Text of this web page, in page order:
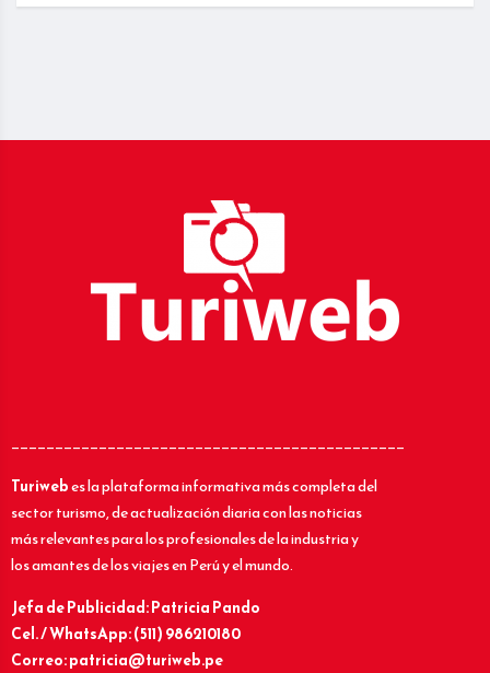
_____________________________________________
Turiwebes la plataforma informativa más completa del
sector turismo, de actualización diaria con las noticias
más relevantes para los profesionales de la industria y
los amantes de los viajes en Perú y el mundo.
Jefa de Publicidad: Patricia Pando
Cel. / WhatsApp: (511) 986210180
Correo: patricia@turiweb.pe